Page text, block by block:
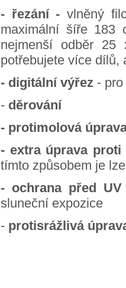
- řezání - vlněný
maximální šíře 183
nejmenší odběr
potřebujete více dílů,
- digitální výřez -
- děrování
- protimolová
- extra úprava
tímto způsobem je
- ochrana před
sluneční expozice
- protisrážlivá